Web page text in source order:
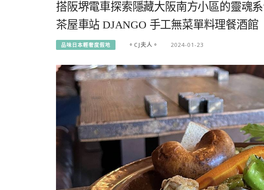
搭阪堺電車探索隱藏大阪南方小區的靈魂
茶屋車站 DJANGO 手工無菜單料理餐酒館
品味日本輕奢度假地 。CJ夫人。 2024-01-23